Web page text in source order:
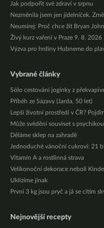
Jak podpořit své zdraví v srpnu
Nezměnila jsem jen jídelníček.
Neumírej: Proč chce žít Bryan
Živý kurz vaření v Praze 9. 8. 2026
Výzva pro hrdiny Hubneme do
Vybrané články
Sólo cestování jogínky z
Příběh ze Sázavy (Jarda, 50 let)
Lepší životní prostředí v ČR?
Může svědění souviset s
Děláme sklep na zahradě
Jednoduché vánoční cukroví: 21
Vitamín A a rostlinná strava
Velikonoční dekorace neboli
Uklízíme jinak
První 3 kg jsou pryč a já se cítím
Nejnovější recepty